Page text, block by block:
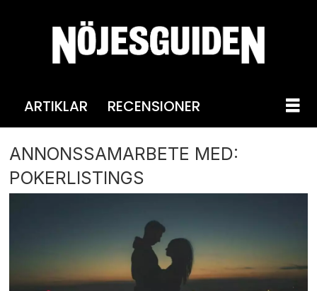
ARTIKLAR RECENSIONER
ANNONSSAMARBETE MED:
POKERLISTINGS